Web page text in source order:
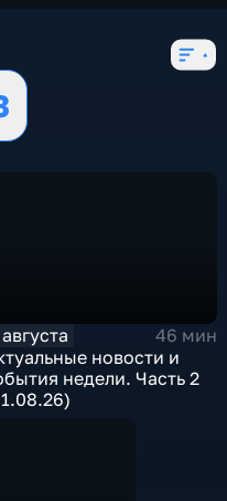
46 мин
новости и
недели. Часть 2